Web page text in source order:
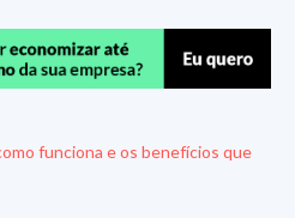
funciona e os benefícios que